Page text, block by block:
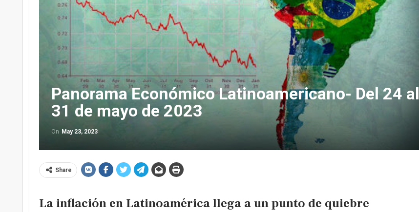
Panorama Económico Latinoamericano- Del 24 al
31 de mayo de 2023
On May 23, 2023
Share
La inflación en Latinoamérica llega a un punto de quiebre